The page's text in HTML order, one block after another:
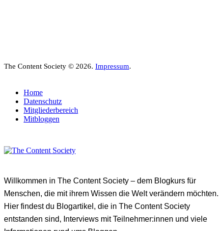
The Content Society © 2026. Impressum.
Home
Datenschutz
Mitgliederbereich
Mitbloggen
Willkommen in The Content Society – dem Blogkurs für
Menschen, die mit ihrem Wissen die Welt verändern möchten.
Hier findest du Blogartikel, die in The Content Society
entstanden sind, Interviews mit Teilnehmer:innen und viele